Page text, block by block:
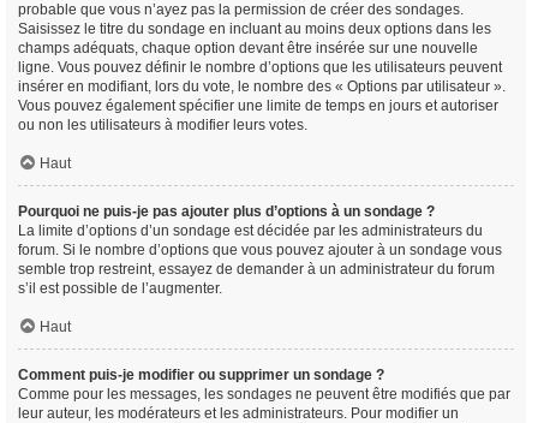
probable que vous n’ayez pas la permission de créer des sondages.
Saisissez le titre du sondage en incluant au moins deux options dans les
champs adéquats, chaque option devant être insérée sur une nouvelle
ligne. Vous pouvez définir le nombre d’options que les utilisateurs peuvent
insérer en modifiant, lors du vote, le nombre des « Options par utilisateur ».
Vous pouvez également spécifier une limite de temps en jours et autoriser
ou non les utilisateurs à modifier leurs votes.
Haut
Pourquoi ne puis-je pas ajouter plus d’options à un sondage ?
La limite d’options d’un sondage est décidée par les administrateurs du
forum. Si le nombre d’options que vous pouvez ajouter à un sondage vous
semble trop restreint, essayez de demander à un administrateur du forum
s’il est possible de l’augmenter.
Haut
Comment puis-je modifier ou supprimer un sondage ?
Comme pour les messages, les sondages ne peuvent être modifiés que par
leur auteur, les modérateurs et les administrateurs. Pour modifier un